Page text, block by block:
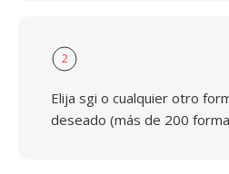
2
Elija sgi o cualquier otro
deseado (más de 200